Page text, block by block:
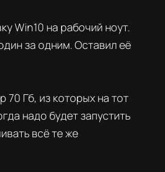
Win10 на рабочий ноут.
за одним. Оставил её
70 Гб, из которых на тот
надо будет запустить
всё те же